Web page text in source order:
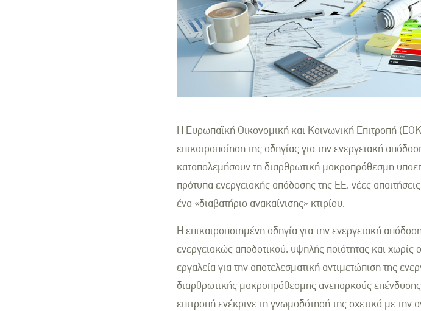
Η Ευρωπαϊκή Οικονομική και Κοινωνική Επιτροπή
επικαιροποίηση της οδηγίας για την ενεργειακή
καταπολεμήσουν τη διαρθρωτική μακροπρόθεσμη
πρότυπα ενεργειακής απόδοσης της ΕΕ, νέες
ένα «διαβατήριο ανακαίνισης» κτιρίου.
Η επικαιροποιημένη οδηγία για την ενεργειακή
ενεργειακώς αποδοτικού, υψηλής ποιότητας και χωρίς
εργαλεία για την αποτελεσματική αντιμετώπιση της
διαρθρωτικής μακροπρόθεσμης ανεπαρκούς
επιτροπή ενέκρινε τη γνωμοδότησή της σχετικά με την